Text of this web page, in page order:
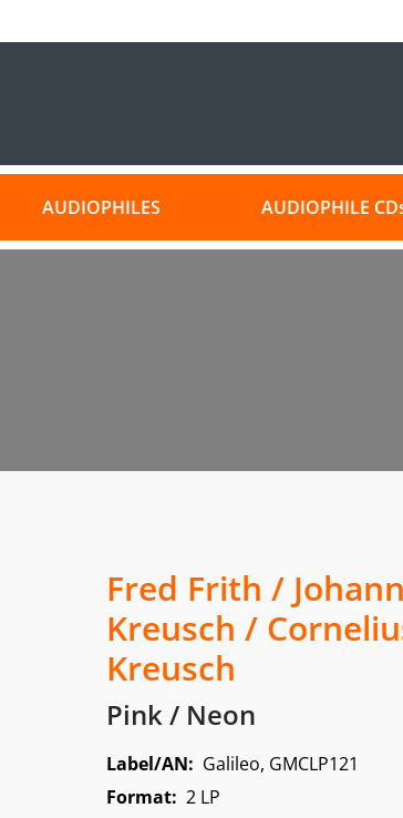
AUDIOPHILES AUDIOPHILE
Fred Frith /
Kreusch /
Kreusch
Pink / Neon
Label/AN: Galileo, GMCLP121
Format: 2 LP